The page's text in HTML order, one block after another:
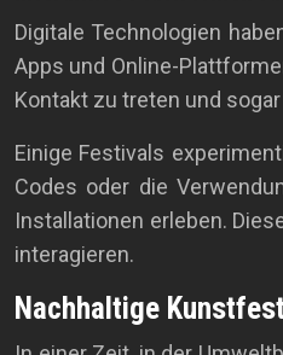
Digitale Technologien
Apps und Online-
Kontakt zu treten und
Einige Festivals
Codes oder die
Installationen erleben.
interagieren.
Nachhaltige